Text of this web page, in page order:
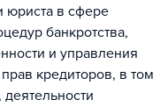
юриста в сфере
банкротства,
и управления
кредиторов, в том